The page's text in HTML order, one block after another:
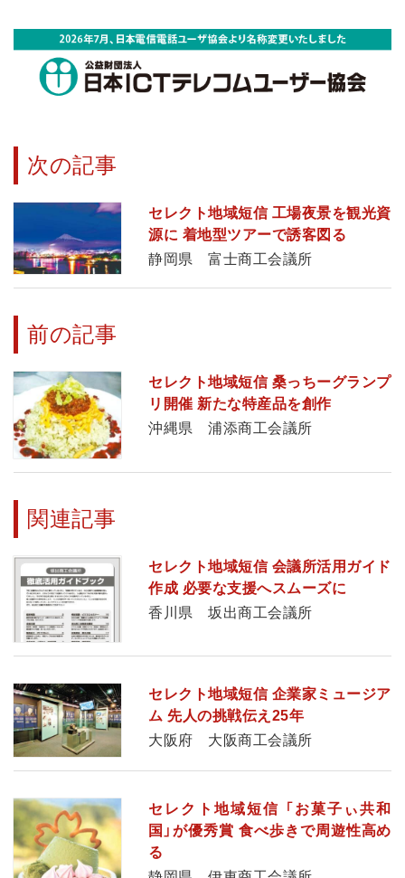
次の記事
セレクト地域短信 工場夜景を観光資
源に 着地型ツアーで誘客図る
静岡県 富士商工会議所
前の記事
セレクト地域短信 桑っちーグランプ
リ開催 新たな特産品を創作
沖縄県 浦添商工会議所
関連記事
セレクト地域短信 会議所活用ガイド
作成 必要な支援へスムーズに
香川県 坂出商工会議所
セレクト地域短信 企業家ミュージア
ム 先人の挑戦伝え25年
大阪府 大阪商工会議所
セレクト地域短信 「お菓子ぃ共和
国」が優秀賞 食べ歩きで周遊性高め
る